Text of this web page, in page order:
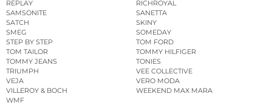
REPLAY
RICHROYAL
SAMSONITE
SANETTA
SATCH
SKINY
SMEG
SOMEDAY
STEP BY STEP
TOM FORD
TOM TAILOR
TOMMY HILFIGER
TOMMY JEANS
TONIES
TRIUMPH
VEE COLLECTIVE
VEJA
VERO MODA
VILLEROY & BOCH
WEEKEND MAX MARA
WMF